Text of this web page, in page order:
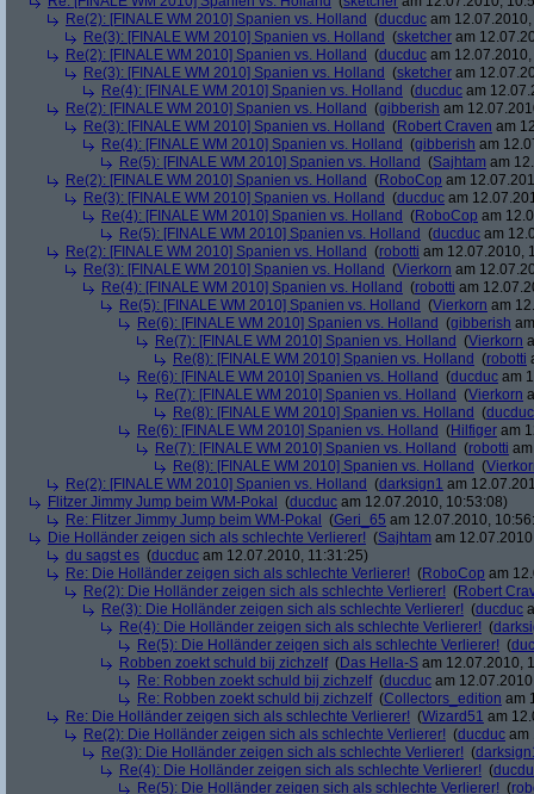
Re(2): [FINALE WM 2010] Spanien vs. Holland (ducduc am
Re(3): [FINALE WM 2010] Spanien vs. Holland (sketcher am
Re(2): [FINALE WM 2010] Spanien vs. Holland (ducduc am
Re(3): [FINALE WM 2010] Spanien vs. Holland (sketcher am
Re(4): [FINALE WM 2010] Spanien vs. Holland (ducduc am
Re(2): [FINALE WM 2010] Spanien vs. Holland (gibberish am
Re(3): [FINALE WM 2010] Spanien vs. Holland (Robert Craven am
Re(4): [FINALE WM 2010] Spanien vs. Holland (gibberish am
Re(5): [FINALE WM 2010] Spanien vs. Holland (Sajhtam am
Re(2): [FINALE WM 2010] Spanien vs. Holland (RoboCop am
Re(3): [FINALE WM 2010] Spanien vs. Holland (ducduc am
Re(4): [FINALE WM 2010] Spanien vs. Holland (RoboCop am
Re(5): [FINALE WM 2010] Spanien vs. Holland (ducduc am
Re(2): [FINALE WM 2010] Spanien vs. Holland (robotti am 12.07.2010,
Re(3): [FINALE WM 2010] Spanien vs. Holland (Vierkorn am
Re(4): [FINALE WM 2010] Spanien vs. Holland (robotti am
Re(5): [FINALE WM 2010] Spanien vs. Holland (Vierkorn am
Re(6): [FINALE WM 2010] Spanien vs. Holland (gibberish
Re(7): [FINALE WM 2010] Spanien vs. Holland (Vierkorn
Re(8): [FINALE WM 2010] Spanien vs. Holland (robotti
Re(6): [FINALE WM 2010] Spanien vs. Holland (ducduc am
Re(7): [FINALE WM 2010] Spanien vs. Holland (Vierkorn
Re(8): [FINALE WM 2010] Spanien vs. Holland (ducduc
Re(6): [FINALE WM 2010] Spanien vs. Holland (Hilfiger am
Re(7): [FINALE WM 2010] Spanien vs. Holland (robotti
Re(8): [FINALE WM 2010] Spanien vs. Holland (
Re(2): [FINALE WM 2010] Spanien vs. Holland (darksign1 am
Flitzer Jimmy Jump beim WM-Pokal
(ducduc am 12.07.2010, 10:53:08)
Re: Flitzer Jimmy Jump beim WM-Pokal
(Geri_65 am 12.07.2010,
Die Holländer zeigen sich als schlechte Verlierer! (Sajhtam am
du sagst es (ducduc am 12.07.2010, 11:31:25)
Re: Die Holländer zeigen sich als schlechte Verlierer! (RoboCop am
Re(2): Die Holländer zeigen sich als schlechte Verlierer! (Robert
Re(3): Die Holländer zeigen sich als schlechte Verlierer! (ducduc
Re(4): Die Holländer zeigen sich als schlechte Verlierer! (
Re(5): Die Holländer zeigen sich als schlechte Verlierer! (
Robben zoekt schuld bij zichzelf(Das Hella-S am 12.07.2010,
Re: Robben zoekt schuld bij zichzelf(ducduc am
Re: Robben zoekt schuld bij zichzelf(Collectors_edition am
Re: Die Holländer zeigen sich als schlechte Verlierer! (Wizard51 am
Re(2): Die Holländer zeigen sich als schlechte Verlierer! (ducduc am
Re(3): Die Holländer zeigen sich als schlechte Verlierer! (
Re(4): Die Holländer zeigen sich als schlechte Verlierer! (
Re(5): Die Holländer zeigen sich als schlechte Verlierer! (